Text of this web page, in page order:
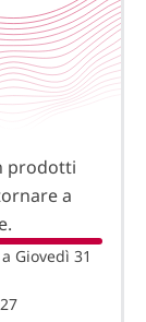
prodotti
a
Giovedì 31